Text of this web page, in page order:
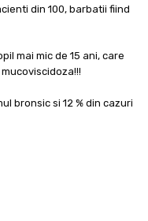
din 100, barbatii fiind
mai mic de 15 ani, care
bronsic si 12 % din cazuri